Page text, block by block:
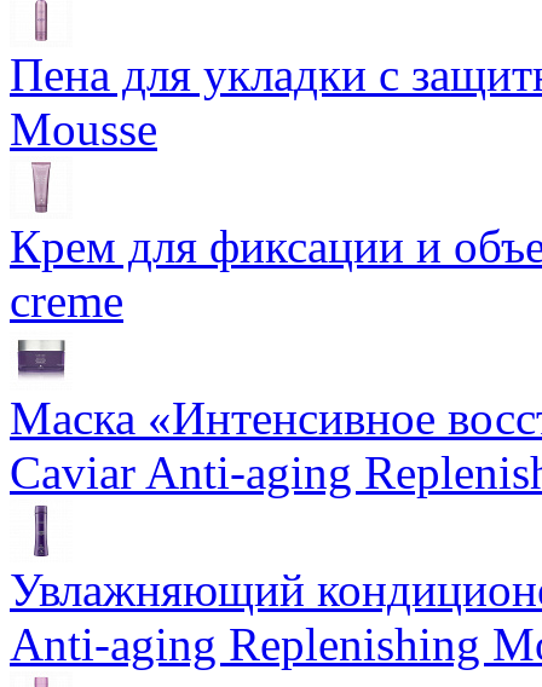
Пена для укладки с
Mousse
Крем для фиксации и
creme
Маска «Интенсивное
Caviar Anti-aging
Увлажняющий
Anti-aging Replenishing